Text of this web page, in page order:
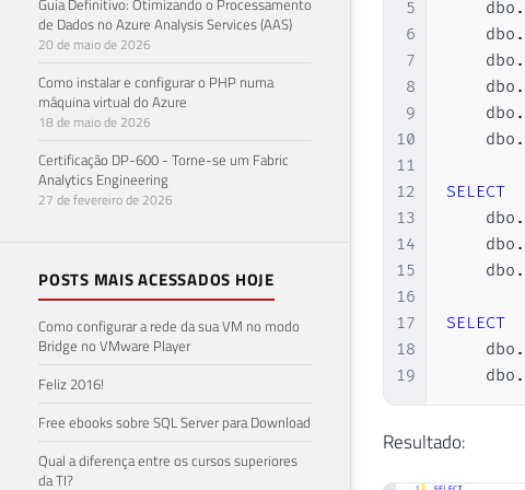
de Dados no Azure Analysis Services (AAS)
20 de maio de 2026
Como instalar e configurar o PHP numa
máquina virtual do Azure
18 de maio de 2026
Certificação DP-600 - Torne-se um Fabric
Analytics Engineering
27 de fevereiro de 2026
POSTS MAIS ACESSADOS HOJE
Como configurar a rede da sua VM no modo
Bridge no VMware Player
Feliz 2016!
Free ebooks sobre SQL Server para Download
Qual a diferença entre os cursos superiores
da TI?
71
72
73
74
75
76
77
78
79
80
81
82
83
84
87
5
6
7
8
9
10
11
12
13
14
15
16
17
18
19
    dbo
.
    dbo
.
    dbo
.
    dbo
.
    dbo
.
    dbo
.
SELECT
    dbo
.
    dbo
.
    dbo
.
SELECT
    dbo
.
    dbo
.
Resultado: